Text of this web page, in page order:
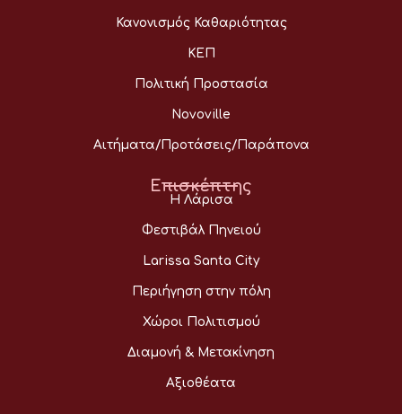
Κανονισμός Καθαριότητας
ΚΕΠ
Πολιτική Προστασία
Novoville
Αιτήματα/Προτάσεις/Παράπονα
Επισκέπτης
Η Λάρισα
Φεστιβάλ Πηνειού
Larissa Santa City
Περιήγηση στην πόλη
Χώροι Πολιτισμού
Διαμονή & Μετακίνηση
Αξιοθέατα